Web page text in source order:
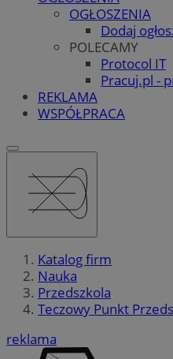
OGŁOSZENIA
Dodaj
POLECAMY
Protocol IT
Pracuj.pl -
REKLAMA
WSPÓŁPRACA
Katalog firm
Nauka
Przedszkola
Teczowy Punkt
reklama